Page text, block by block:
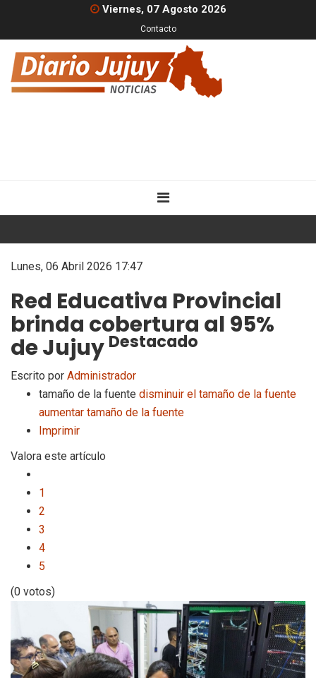
Viernes, 07 Agosto 2026
Contacto
Lunes, 06 Abril 2026 17:47
Red Educativa Provincial
brinda cobertura al 95%
de Jujuy Destacado
Escrito por Administrador
tamaño de la fuente disminuir el tamaño de la fuente
aumentar tamaño de la fuente
Imprimir
Valora este artículo
1
2
3
4
5
(0 votos)